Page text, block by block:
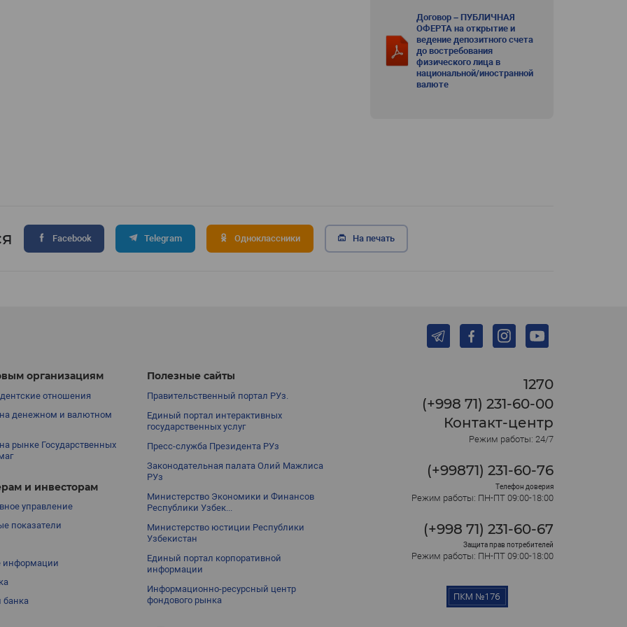
Договор – ПУБЛИЧНАЯ
ОФЕРТА на открытие и
ведение депозитного счета
до востребования
физического лица в
национальной/иностранной
валюте
Facebook Telegram Одноклассники На печать
организациям
отношения
денежном и валютном
рынке Государственных
и инвесторам
управление
показатели
информации
банка
Полезные сайты
Правительственный портал РУз.
Единый портал интерактивных
государственных услуг
Пресс-служба Президента РУз
Законодательная палата Олий Мажлиса
РУз
Министерство Экономики и Финансов
Республики Узбек...
Министерство юстиции Республики
Узбекистан
Единый портал корпоративной
информации
Информационно-ресурсный центр
фондового рынка
1270
(+998 71) 231-60-00
Контакт-центр
Режим работы: 24/7
(+99871) 231-60-76
Телефон доверия
Режим работы: ПН-ПТ 09:00-18:00
(+998 71) 231-60-67
Защита прав потребителей
Режим работы: ПН-ПТ 09:00-18:00